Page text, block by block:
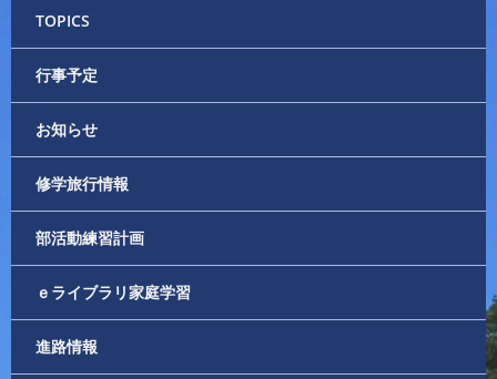
TOPICS
行事予定
お知らせ
修学旅行情報
部活動練習計画
ｅライブラリ家庭学習
進路情報